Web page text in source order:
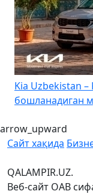
Kia Uzbekistan –
бошланадиган
arrow_upward
Сайт хақида
QALAMPIR.UZ.
Веб-сайт ОАВ